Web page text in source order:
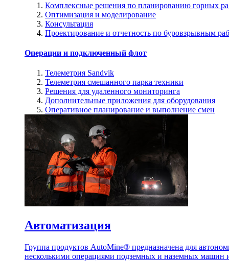
Комплексные решения по планированию горных
Оптимизация и моделирование
Консультация
Проектирование и отчетность по буровзрывным
Операции и подключенный флот
Телеметрия Sandvik
Телеметрия смешанного парка техники
Решения для удаленного мониторинга
Дополнительные приложения для оборудования
Оперативное планирование и выполнение смен
Автоматизация
Группа продуктов AutoMine® предназначена для
несколькими операциями подземных и наземных машин